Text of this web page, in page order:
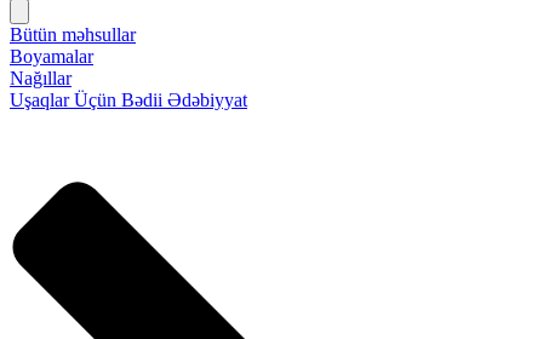
Bütün məhsullar
Boyamalar
Nağıllar
Uşaqlar Üçün Bədii Ədəbiyyat